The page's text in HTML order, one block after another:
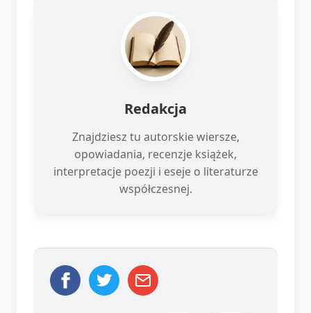
Redakcja
Znajdziesz tu autorskie wiersze,
opowiadania, recenzje książek,
interpretacje poezji i eseje o literaturze
współczesnej.